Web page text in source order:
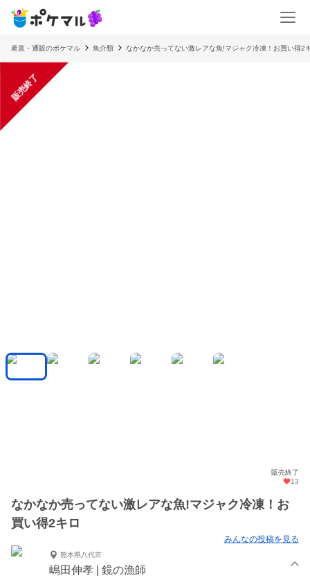
産直・通販のポケマル 魚介類 なかなか売ってない激レアな魚!マジャク冷凍！お買い得2
販売終了
販売終了
13
なかなか売ってない激レアな魚!マジャク冷凍！お
買い得2キロ
みんなの投稿を見る
熊本県八代市
嶋田伸孝 | 鏡の漁師